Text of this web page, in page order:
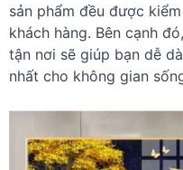
sản phẩm đều được
khách hàng. Bên cạnh
tận nơi sẽ giúp bạn dễ
nhất cho không gian